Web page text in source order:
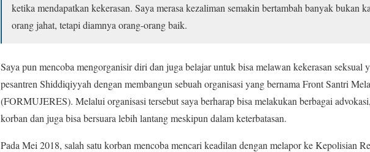
ketika mendapatkan kekerasan. Saya merasa kezaliman semakin bertambah banyak bukan
orang jahat, tetapi diamnya orang-orang baik.
Saya pun mencoba mengorganisir diri dan juga belajar untuk bisa melawan kekerasan seksual
pesantren Shiddiqiyyah dengan membangun sebuah organisasi yang bernama Front Santri
(FORMUJERES). Melalui organisasi tersebut saya berharap bisa melakukan berbagai
korban dan juga bisa bersuara lebih lantang meskipun dalam keterbatasan.
Pada Mei 2018, salah satu korban mencoba mencari keadilan dengan melapor ke Kepolisian